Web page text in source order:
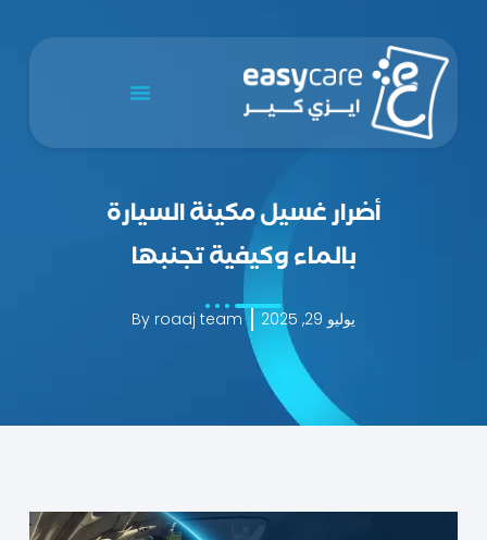
أضرار غسيل مكينة السيارة
بالماء وكيفية تجنبها
يوليو 29, 2025 By roaaj team